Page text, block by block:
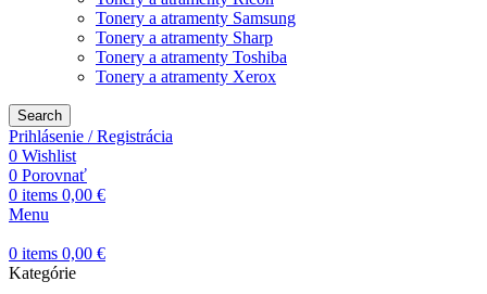
Tonery a atramenty Samsung
Tonery a atramenty Sharp
Tonery a atramenty Toshiba
Tonery a atramenty Xerox
Search
Prihlásenie / Registrácia
0 Wishlist
0 Porovnať
0 items 0,00 €
Menu
0 items 0,00 €
Kategórie